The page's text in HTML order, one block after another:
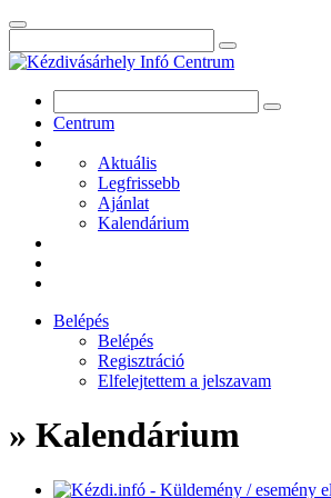
Centrum
Aktuális
Legfrissebb
Ajánlat
Kalendárium
Belépés
Belépés
Regisztráció
Elfelejtettem a jelszavam
» Kalendárium